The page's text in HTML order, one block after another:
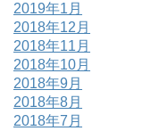
2019年1月
2018年12月
2018年11月
2018年10月
2018年9月
2018年8月
2018年7月